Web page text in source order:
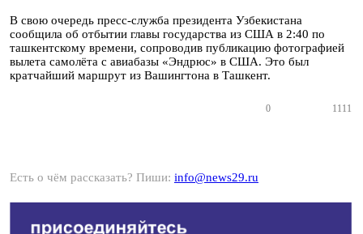
В свою очередь пресс-служба президента Узбекистана
сообщила об отбытии главы государства из США в 2:40 по
ташкентскому времени, сопроводив публикацию фотографией
вылета самолёта с авиабазы «Эндрюс» в США. Это был
кратчайший маршрут из Вашингтона в Ташкент.
0 1111
Есть о чём рассказать? Пиши: info@news29.ru